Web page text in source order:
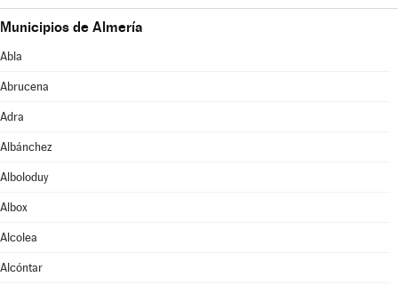
Municipios de Almería
Abla
Abrucena
Adra
Albánchez
Alboloduy
Albox
Alcolea
Alcóntar